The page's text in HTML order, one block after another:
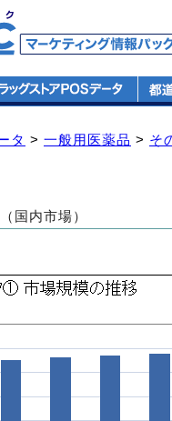
タ > 一般用医薬品 > そ
国内市場）